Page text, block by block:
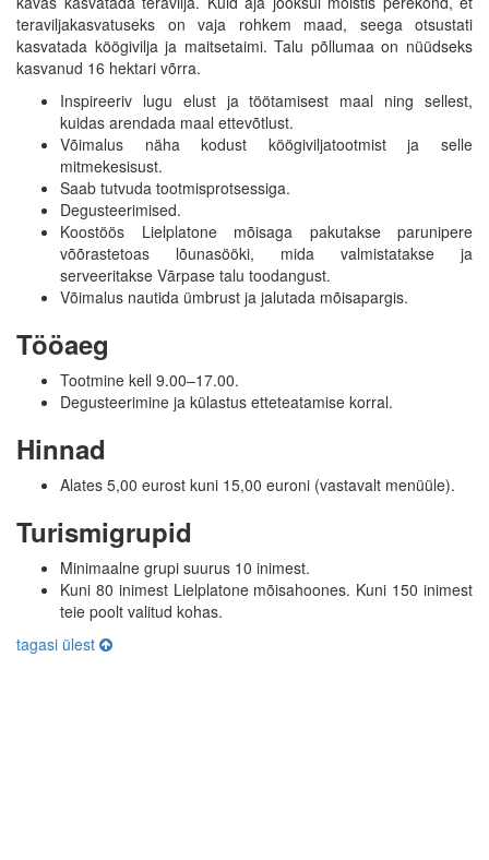
teraviljakasvatuseks on vaja rohkem maad, seega otsustati
kasvatada köögivilja ja maitsetaimi. Talu põllumaa on nüüdseks
kasvanud 16 hektari võrra.
Inspireeriv lugu elust ja töötamisest maal ning sellest,
kuidas arendada maal ettevõtlust.
Võimalus näha kodust köögiviljatootmist ja selle
mitmekesisust.
Saab tutvuda tootmisprotsessiga.
Degusteerimised.
Koostöös Lielplatone mõisaga pakutakse parunipere
võõrastetoas lõunasööki, mida valmistatakse ja
serveeritakse Vārpase talu toodangust.
Võimalus nautida ümbrust ja jalutada mõisapargis.
Tööaeg
Tootmine kell 9.00–17.00.
Degusteerimine ja külastus etteteatamise korral.
Hinnad
Alates 5,00 eurost kuni 15,00 euroni (vastavalt menüüle).
Turismigrupid
Minimaalne grupi suurus 10 inimest.
Kuni 80 inimest Lielplatone mõisahoones. Kuni 150 inimest
teie poolt valitud kohas.
tagasi ülest